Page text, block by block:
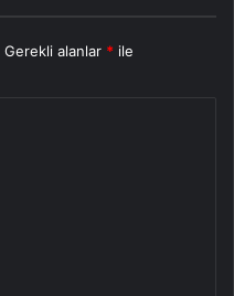
Gerekli alanlar * ile